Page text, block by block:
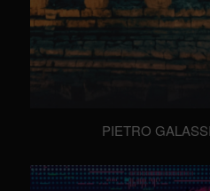
PIETRO